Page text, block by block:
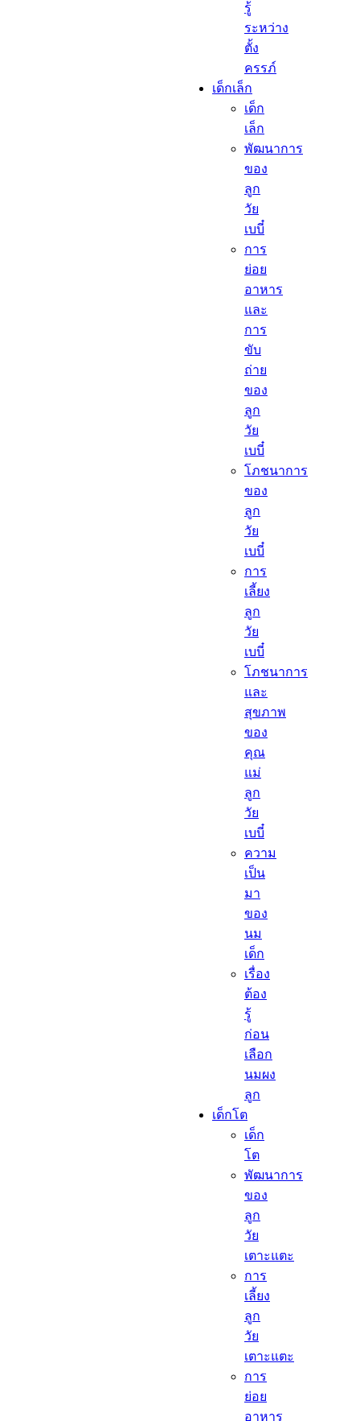
รู้
ระหว่าง
ตั้ง
ครรภ์
เด็กเล็ก​
เด็ก
เล็ก​
พัฒนาการ
ของ
ลูก
วัย
เบบี๋
การ
ย่อย
อาหาร
และ
การ
ขับ
ถ่าย
ของ
ลูก
วัย
เบบี๋
โภชนาการ
ของ
ลูก
วัย
เบบี๋
การ
เลี้ยง
ลูก
วัย
เบบี๋
โภชนาการ
และ
สุขภาพ
ของ
คุณ
แม่
ลูก
วัย
เบบี๋
ความ
เป็น
มา
ของ
นม
เด็ก
เรื่อง
ต้อง
รู้
ก่อน
เลือก
นมผง
ลูก​
เด็กโต​
เด็ก
โต​
พัฒนาการ
ของ
ลูก
วัย
เตาะแตะ
การ
เลี้ยง
ลูก
วัย
เตาะแตะ
การ
ย่อย
อาหาร